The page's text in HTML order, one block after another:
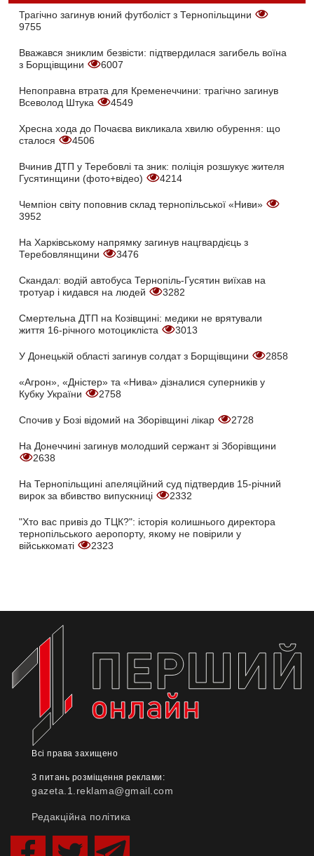
Трагічно загинув юний футболіст з Тернопільщини
9755
Вважався зниклим безвісти: підтвердилася загибель воїна
з Борщівщини
6007
Непоправна втрата для Кременеччини: трагічно загинув
Всеволод Штука
4549
Хресна хода до Почаєва викликала хвилю обурення: що
сталося
4506
Вчинив ДТП у Теребовлі та зник: поліція розшукує жителя
Гусятинщини (фото+відео)
4214
Чемпіон світу поповнив склад тернопільської «Ниви»
3952
На Харківському напрямку загинув нацгвардієць з
Теребовлянщини
3476
Скандал: водій автобуса Тернопіль-Гусятин виїхав на
тротуар і кидався на людей
3282
Смертельна ДТП на Козівщині: медики не врятували
життя 16-річного мотоцикліста
3013
У Донецькій області загинув солдат з Борщівщини 2858
«Агрон», «Дністер» та «Нива» дізналися суперників у
Кубку України
2758
Спочив у Бозі відомий на Зборівщині лікар 2728
На Донеччині загинув молодший сержант зі Зборівщини
2638
На Тернопільщині апеляційний суд підтвердив 15-річний
вирок за вбивство випускниці
2332
"Хто вас привіз до ТЦК?": історія колишнього директора
тернопільського аеропорту, якому не повірили у
військкоматі
2323
Всі права захищено
З питань розміщення реклами:
gazeta.1.reklama@gmail.com
Редакційна політика